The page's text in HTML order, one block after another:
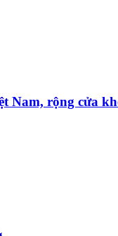
rộng cửa